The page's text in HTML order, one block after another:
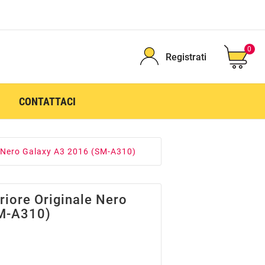
Registrati
0
CONTATTACI
Galaxy A3 2016 (SM-A310)
Originale Nero
A310)